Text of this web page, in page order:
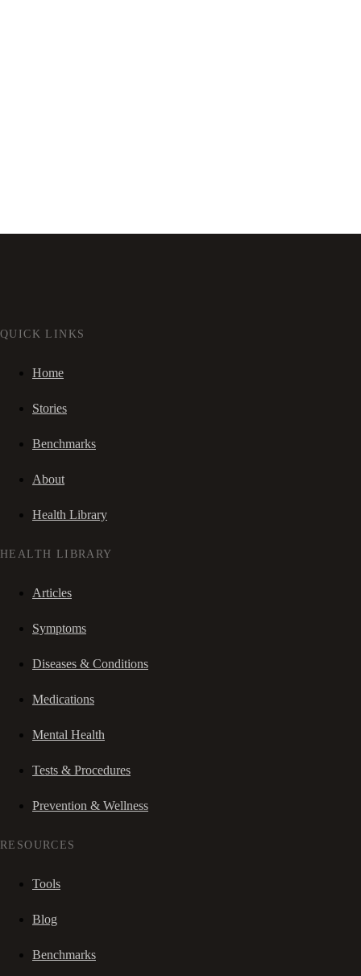
QUICK LINKS
Home
Stories
Benchmarks
About
Health Library
HEALTH LIBRARY
Articles
Symptoms
Diseases & Conditions
Medications
Mental Health
Tests & Procedures
Prevention & Wellness
RESOURCES
Tools
Blog
Benchmarks